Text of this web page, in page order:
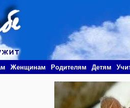
Женщинам Родителям Детям